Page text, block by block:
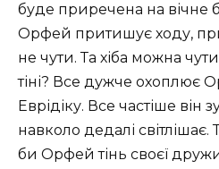
буде приречена на вічне
Орфей притишує ходу,
не чути. Та хіба можна
тіні? Все дужче охоплює
Еврідіку. Все частіше він
навколо дедалі світлішає.
би Орфей тінь своєї